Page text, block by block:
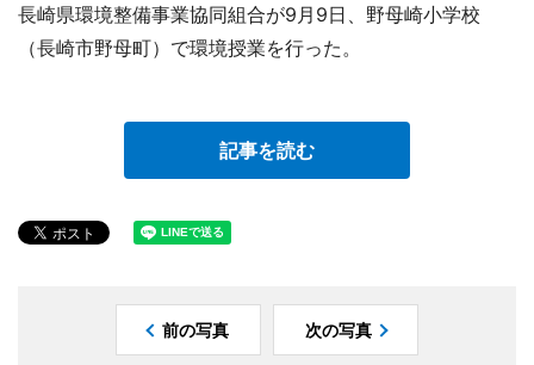
長崎県環境整備事業協同組合が9月9日、野母崎小学校
（長崎市野母町）で環境授業を行った。
記事を読む
前の写真 次の写真